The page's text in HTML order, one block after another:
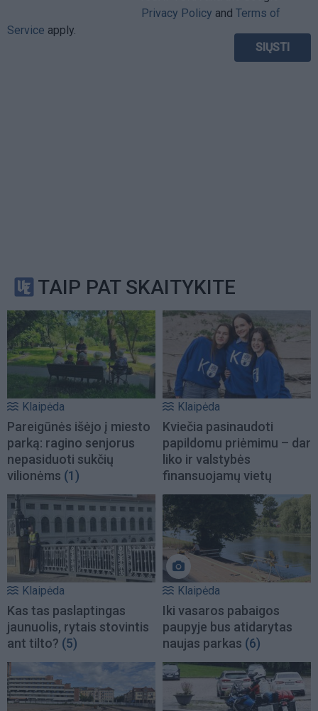
Privacy Policy and Terms of
Service apply.
TAIP PAT SKAITYKITE
Klaipėda
Pareigūnės išėjo į miesto
parką: ragino senjorus
nepasiduoti sukčių
vilionėms (1)
Klaipėda
Kviečia pasinaudoti
papildomu priėmimu – dar
liko ir valstybės
finansuojamų vietų
Klaipėda
Kas tas paslaptingas
jaunuolis, rytais stovintis
ant tilto? (5)
Klaipėda
Iki vasaros pabaigos
paupyje bus atidarytas
naujas parkas (6)